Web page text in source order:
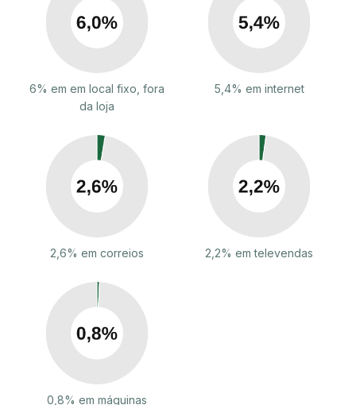
6% em em local fixo, fora
da loja
5,4% em internet
2,6% em correios 2,2% em televendas
0,8% em máquinas